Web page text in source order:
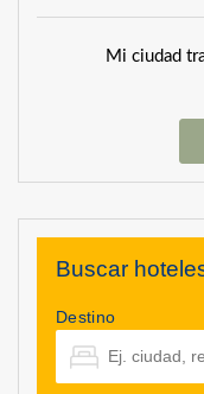
Mi ciudad
Buscar
Destino